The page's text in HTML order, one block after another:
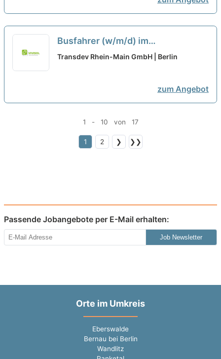
Busfahrer (w/m/d) im
Linienverkehr in Voll- und Teilzeit
Transdev Rhein-Main GmbH | Berlin
zum Angebot
1 - 10 von 17
1 2 ❯ ❯❯
Passende Jobangebote per E-Mail erhalten:
Job Newsletter
Orte im Umkreis
Eberswalde
Bernau bei Berlin
Wandlitz